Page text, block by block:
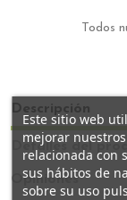
Todos
Descripción
Detalles del
Opiniones
Este sitio web
mejorar
relacionada con
sus hábitos de
sobre su uso